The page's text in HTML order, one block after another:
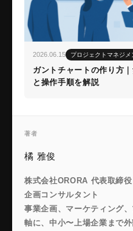
2026.06.15 プロジェクトマネジメ
ガントチャートの作り方
と操作手順を解説
著者
橘 雅俊
株式会社ORORA 代表取締
企画コンサルタント
事業企画、マーケティング
軸に、中小〜上場企業まで